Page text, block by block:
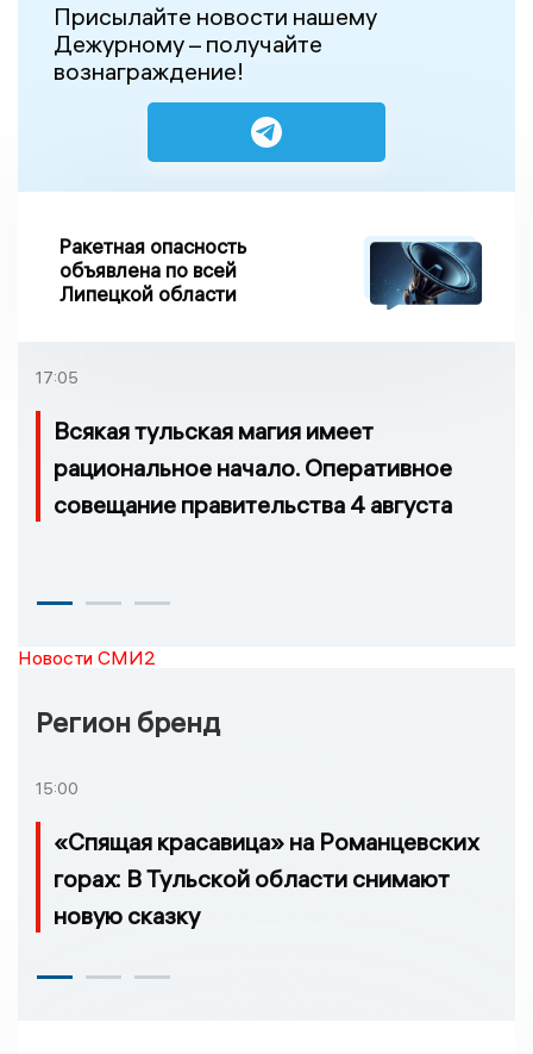
Присылайте новости нашему
Дежурному – получайте
вознаграждение!
Ракетная опасность
объявлена по всей
Липецкой области
17:05
Всякая тульская магия имеет
рациональное начало. Оперативное
совещание правительства 4 августа
Новости СМИ2
Регион бренд
15:00
«Спящая красавица» на Романцевских
горах: В Тульской области снимают
новую сказку